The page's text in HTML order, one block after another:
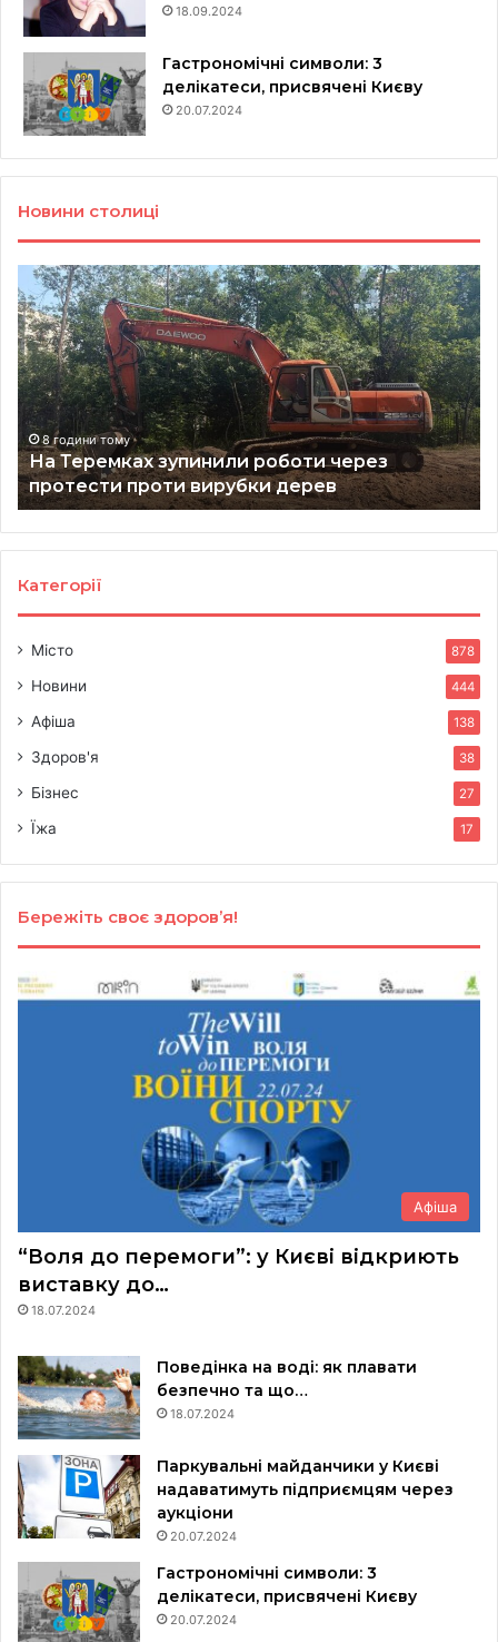
18.09.2024
Гастрономічні символи: 3
делікатеси, присвячені Києву
20.07.2024
Новини столиці
На
Теремках
зупинили
роботи
через
протести
проти
вирубки
дерев
8 години тому
На Теремках зупинили роботи через
протести проти вирубки дерев
у
Категорії
Місто 878
Новини 444
Афіша 138
Здоров'я 38
Бізнес 27
Їжа 17
Бережіть своє здоров’я!
Афіша
“Воля до перемоги”: у Києві відкриють
виставку до…
18.07.2024
Поведінка на воді: як плавати
безпечно та що…
18.07.2024
Паркувальні майданчики у Києві
надаватимуть підприємцям через
аукціони
20.07.2024
Гастрономічні символи: 3
делікатеси, присвячені Києву
20.07.2024